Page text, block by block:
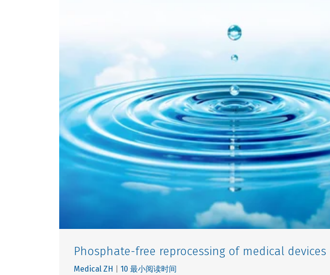
Phosphate-free reprocessing of medical devices
Medical ZH 10 最小阅读时间